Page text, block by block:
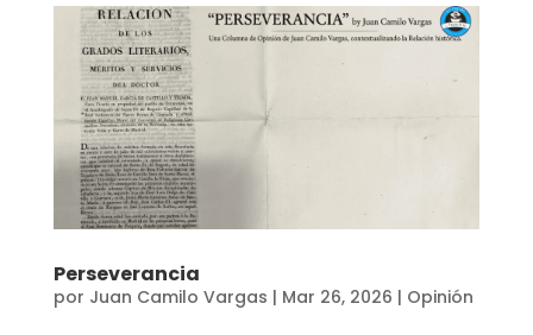
Perseverancia
por Juan Camilo Vargas | Mar 26, 2026 | Opinión